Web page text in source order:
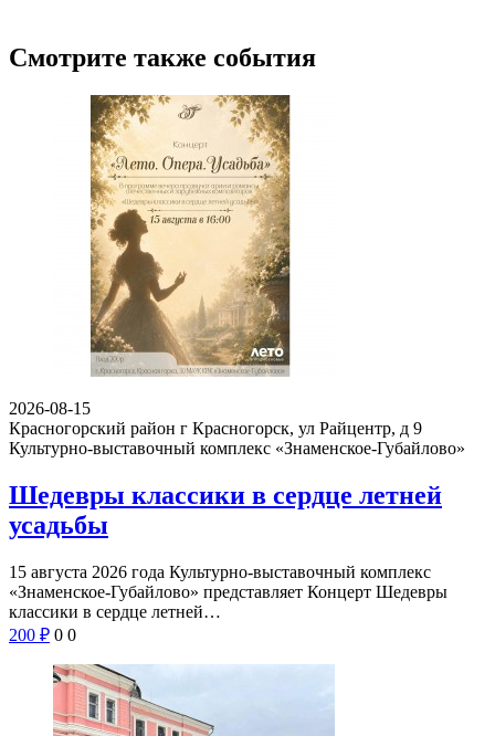
Смотрите также события
2026-08-15
Красногорский район г Красногорск, ул Райцентр, д 9
Культурно-выставочный комплекс «Знаменское-Губайлово»
Шедевры классики в сердце летней
усадьбы
15 августа 2026 года Культурно-выставочный комплекс
«Знаменское-Губайлово» представляет Концерт Шедевры
классики в сердце летней…
200 ₽ 0 0